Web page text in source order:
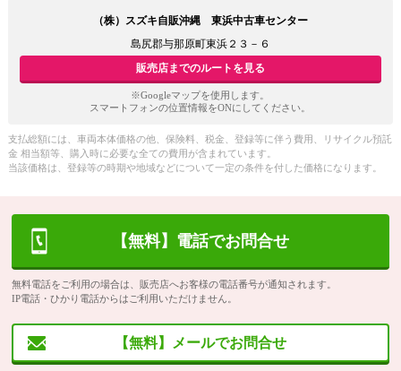
（株）スズキ自販沖縄 東浜中古車センター
島尻郡与那原町東浜２３－６
販売店までのルートを見る
※Googleマップを使用します。
スマートフォンの位置情報をONにしてください。
支払総額には、車両本体価格の他、保険料、税金、登録等に伴う費用、リサイクル預託
金 相当額等、購入時に必要な全ての費用が含まれています。
当該価格は、登録等の時期や地域などについて一定の条件を付した価格になります。
【無料】電話でお問合せ
無料電話をご利用の場合は、販売店へお客様の電話番号が通知されます。
IP電話・ひかり電話からはご利用いただけません。
【無料】メールでお問合せ